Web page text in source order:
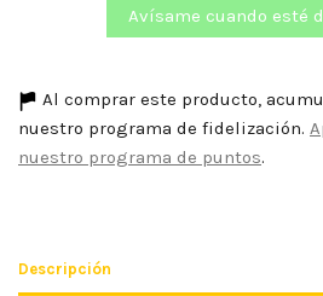
Al comprar este producto,
nuestro programa de fidelización.
nuestro programa de puntos.
Descripción